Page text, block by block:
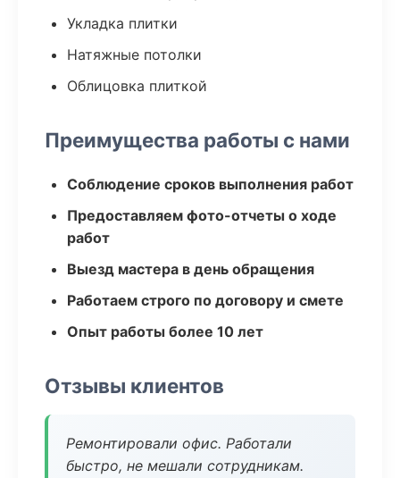
Укладка плитки
Натяжные потолки
Облицовка плиткой
Преимущества работы с нами
Соблюдение сроков выполнения работ
Предоставляем фото-отчеты о ходе
работ
Выезд мастера в день обращения
Работаем строго по договору и смете
Опыт работы более 10 лет
Отзывы клиентов
Ремонтировали офис. Работали
быстро, не мешали сотрудникам.